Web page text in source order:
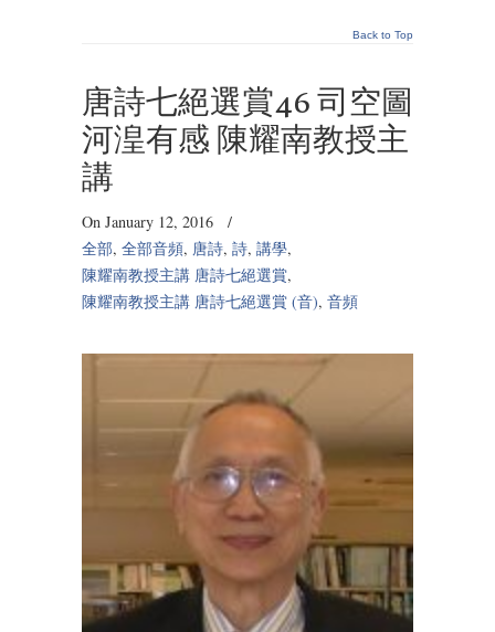
Back to Top
唐詩七絕選賞46 司空圖
河湟有感 陳耀南教授主
講
On January 12, 2016
/
全部, 全部音頻, 唐詩, 詩, 講學,
陳耀南教授主講 唐詩七絕選賞,
陳耀南教授主講 唐詩七絕選賞 (音), 音頻
Audio